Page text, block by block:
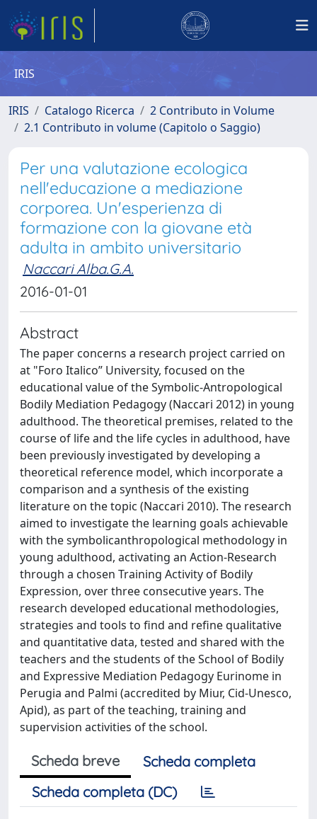
IRIS
IRIS Catalogo Ricerca
2 Contributo in Volume
2.1 Contributo in volume (Capitolo o Saggio)
Per una valutazione ecologica
nell'educazione a mediazione
corporea. Un'esperienza di
formazione con la giovane età
adulta in ambito universitario
Naccari Alba.G.A.
2016-01-01
Abstract
The paper concerns a research project carried on
at "Foro Italico” University, focused on the
educational value of the Symbolic-Antropological
Bodily Mediation Pedagogy (Naccari 2012) in young
adulthood. The theoretical premises, related to the
course of life and the life cycles in adulthood, have
been previously investigated by developing a
theoretical reference model, which incorporate a
comparison and a synthesis of the existing
literature on the topic (Naccari 2010). The research
aimed to investigate the learning goals achievable
with the symbolicanthropological methodology in
young adulthood, activating an Action-Research
through a chosen Training Activity of Bodily
Expression, over three consecutive years. The
research developed educational methodologies,
strategies and tools to find and refine qualitative
and quantitative data, tested and shared with the
teachers and the students of the School of Bodily
and Expressive Mediation Pedagogy Eurinome in
Perugia and Palmi (accredited by Miur, Cid-Unesco,
Apid), as part of the teaching, training and
supervision activities of the school.
Scheda breve
Scheda completa
Scheda completa (DC)